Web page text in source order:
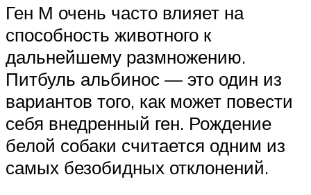
Ген М очень часто влияет на
способность животного к
дальнейшему размножению.
Питбуль альбинос — это один из
вариантов того, как может повести
себя внедренный ген. Рождение
белой собаки считается одним из
самых безобидных отклонений.